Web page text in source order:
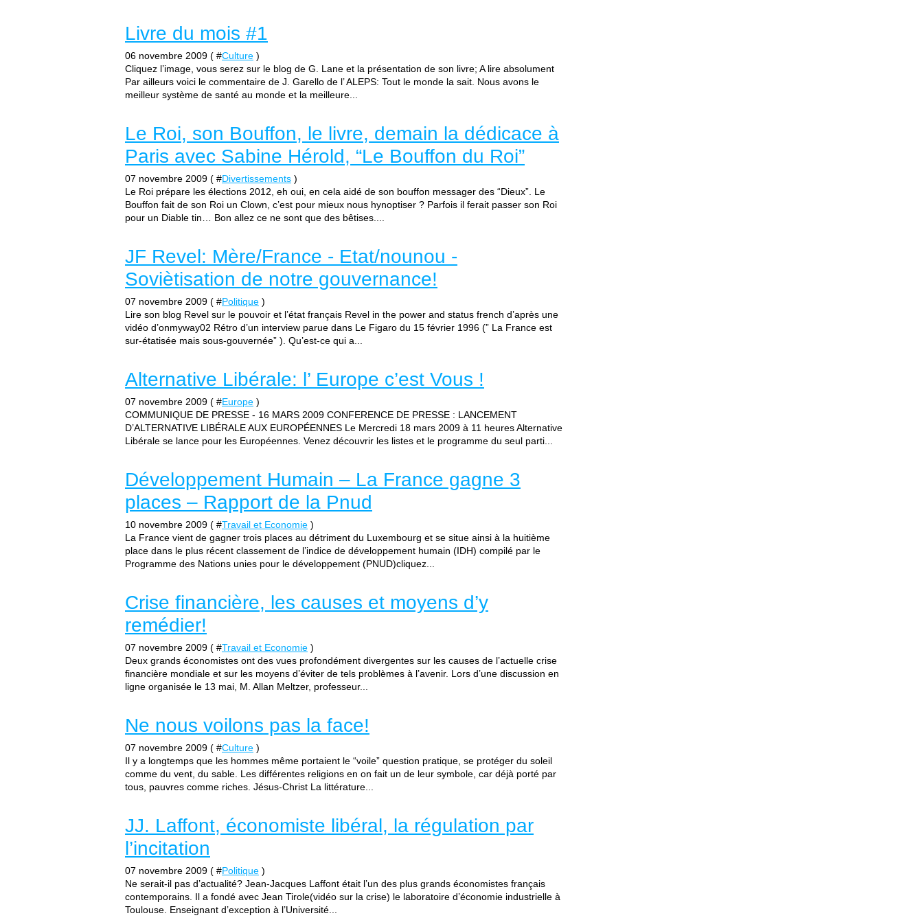
Livre du mois #1
06 novembre 2009 ( #Culture )
Cliquez l’image, vous serez sur le blog de G. Lane et la présentation de son livre; A lire absolument
Par ailleurs voici le commentaire de J. Garello de l’ ALEPS: Tout le monde la sait. Nous avons le
meilleur système de santé au monde et la meilleure...
Le Roi, son Bouffon, le livre, demain la dédicace à
Paris avec Sabine Hérold, “Le Bouffon du Roi”
07 novembre 2009 ( #Divertissements )
Le Roi prépare les élections 2012, eh oui, en cela aidé de son bouffon messager des “Dieux”. Le
Bouffon fait de son Roi un Clown, c’est pour mieux nous hynoptiser ? Parfois il ferait passer son Roi
pour un Diable tin… Bon allez ce ne sont que des bêtises....
JF Revel: Mère/France - Etat/nounou -
Soviètisation de notre gouvernance!
07 novembre 2009 ( #Politique )
Lire son blog Revel sur le pouvoir et l’état français Revel in the power and status french d’après une
vidéo d’onmyway02 Rétro d’un interview parue dans Le Figaro du 15 février 1996 (” La France est
sur-étatisée mais sous-gouvernée” ). Qu’est-ce qui a...
Alternative Libérale: l’ Europe c’est Vous !
07 novembre 2009 ( #Europe )
COMMUNIQUE DE PRESSE - 16 MARS 2009 CONFERENCE DE PRESSE : LANCEMENT
D’ALTERNATIVE LIBÉRALE AUX EUROPÉENNES Le Mercredi 18 mars 2009 à 11 heures Alternative
Libérale se lance pour les Européennes. Venez découvrir les listes et le programme du seul parti...
Développement Humain – La France gagne 3
places – Rapport de la Pnud
10 novembre 2009 ( #Travail et Economie )
La France vient de gagner trois places au détriment du Luxembourg et se situe ainsi à la huitième
place dans le plus récent classement de l’indice de développement humain (IDH) compilé par le
Programme des Nations unies pour le développement (PNUD)cliquez...
Crise financière, les causes et moyens d’y
remédier!
07 novembre 2009 ( #Travail et Economie )
Deux grands économistes ont des vues profondément divergentes sur les causes de l’actuelle crise
financière mondiale et sur les moyens d’éviter de tels problèmes à l’avenir. Lors d’une discussion en
ligne organisée le 13 mai, M. Allan Meltzer, professeur...
Ne nous voilons pas la face!
07 novembre 2009 ( #Culture )
Il y a longtemps que les hommes même portaient le “voile” question pratique, se protéger du soleil
comme du vent, du sable. Les différentes religions en on fait un de leur symbole, car déjà porté par
tous, pauvres comme riches. Jésus-Christ La littérature...
JJ. Laffont, économiste libéral, la régulation par
l’incitation
07 novembre 2009 ( #Politique )
Ne serait-il pas d’actualité? Jean-Jacques Laffont était l’un des plus grands économistes français
contemporains. Il a fondé avec Jean Tirole(vidéo sur la crise) le laboratoire d’économie industrielle à
Toulouse. Enseignant d’exception à l’Université...